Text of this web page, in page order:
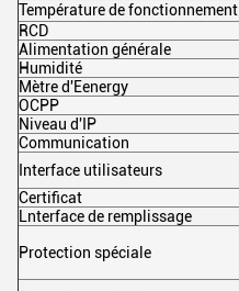
Température de fonctionnement
RCD
Alimentation générale
Humidité
Mètre d'Eenergy
OCPP
Niveau d'IP
Communication
Interface utilisateurs
Certificat
Lnterface de remplissage
Protection spéciale